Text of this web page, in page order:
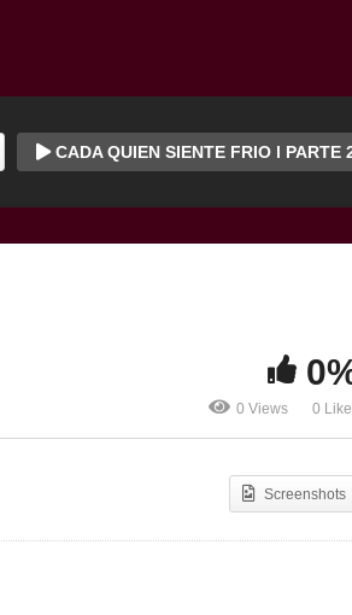
CADA QUIEN SIENTE FRIO l PARTE
0 Views 0
Screenshots